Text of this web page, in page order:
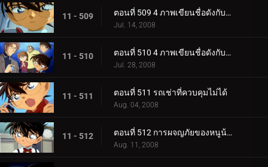
11 - 509 ตอนที่ 509 4 ภาพเขียนชื่อดังกับจอมโจรคิด (ตอน 1)
Jul. 14, 2008
11 - 510 ตอนที่ 510 4 ภาพเขียนชื่อดังกับจอมโจรคิด (ตอน 2)
Jul. 28, 2008
11 - 511 ตอนที่ 511 รถเช่าที่ควบคุมไม่ได้
Aug. 04, 2008
11 - 512 ตอนที่ 512 การผจญภัยของหนูน้อยชินอิจิ (ตอน 1)
Aug. 11, 2008